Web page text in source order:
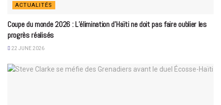
ACTUALITÉS
Coupe du monde 2026 : L’élimination d’Haïti ne doit pas faire oublier les
progrès réalisés
22 JUNE 2026